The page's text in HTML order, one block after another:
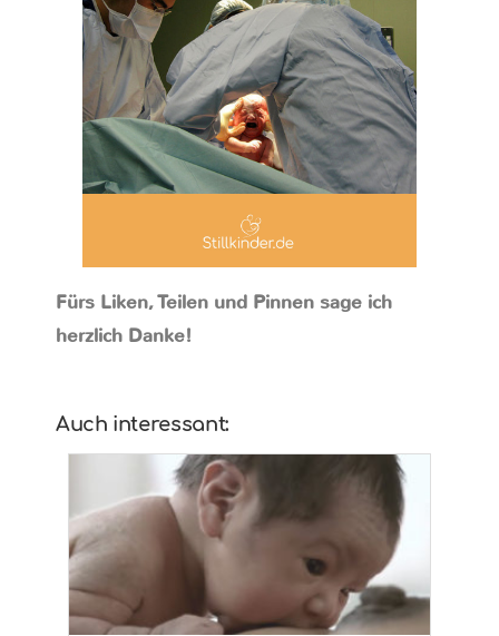
Fürs Liken, Teilen und Pinnen sage ich
herzlich Danke!
Auch interessant: